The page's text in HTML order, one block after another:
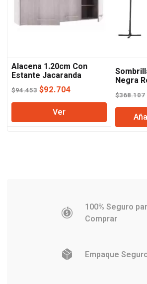
Alacena 1.20cm Con
Estante Jacaranda
Orlandi
$94.453 El
precio
original
era:
$92.704
precio
es:
Ver
Negra
$368.107
100% Seguro
Comprar
Empaque